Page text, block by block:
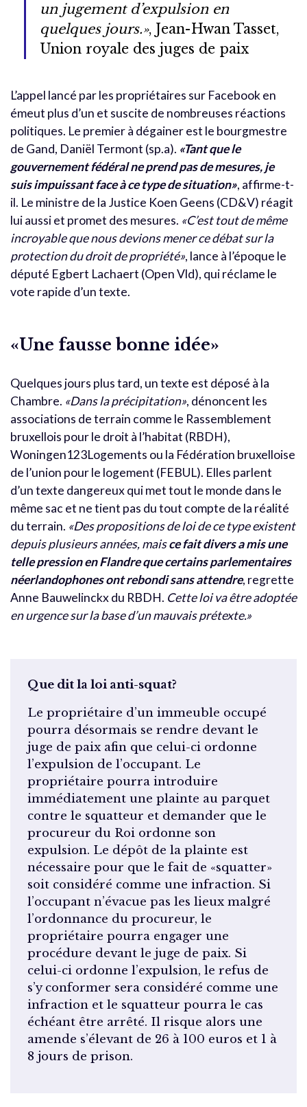
un jugement d’expulsion en
quelques jours.», Jean-Hwan Tasset,
Union royale des juges de paix
L’appel lancé par les propriétaires sur Facebook en
émeut plus d’un et suscite de nombreuses réactions
politiques. Le premier à dégainer est le bourgmestre
de Gand, Daniël Termont (sp.a). «Tant que le
gouvernement fédéral ne prend pas de mesures, je
suis impuissant face à ce type de situation», affirme-t-
il. Le ministre de la Justice Koen Geens (CD&V) réagit
lui aussi et promet des mesures. «C’est tout de même
incroyable que nous devions mener ce débat sur la
protection du droit de propriété», lance à l’époque le
député Egbert Lachaert (Open Vld), qui réclame le
vote rapide d’un texte.
«Une fausse bonne idée»
Quelques jours plus tard, un texte est déposé à la
Chambre. «Dans la précipitation», dénoncent les
associations de terrain comme le Rassemblement
bruxellois pour le droit à l’habitat (RBDH),
Woningen123Logements ou la Fédération bruxelloise
de l’union pour le logement (FEBUL). Elles parlent
d’un texte dangereux qui met tout le monde dans le
même sac et ne tient pas du tout compte de la réalité
du terrain. «Des propositions de loi de ce type existent
depuis plusieurs années, maisce fait divers a mis une
telle pression en Flandre que certains parlementaires
néerlandophones ont rebondi sans attendre, regrette
Anne Bauwelinckx du RBDH. Cette loi va être adoptée
en urgence sur la base d’un mauvais prétexte.»
Que dit la loi anti-squat?
Le propriétaire d’un immeuble occupé
pourra désormais se rendre devant le
juge de paix afin que celui-ci ordonne
l’expulsion de l’occupant. Le
propriétaire pourra introduire
immédiatement une plainte au parquet
contre le squatteur et demander que le
procureur du Roi ordonne son
expulsion. Le dépôt de la plainte est
nécessaire pour que le fait de «squatter»
soit considéré comme une infraction. Si
l’occupant n’évacue pas les lieux malgré
l’ordonnance du procureur, le
propriétaire pourra engager une
procédure devant le juge de paix. Si
celui-ci ordonne l’expulsion, le refus de
s’y conformer sera considéré comme une
infraction et le squatteur pourra le cas
échéant être arrêté. Il risque alors une
amende s’élevant de 26 à 100 euros et 1 à
8 jours de prison.